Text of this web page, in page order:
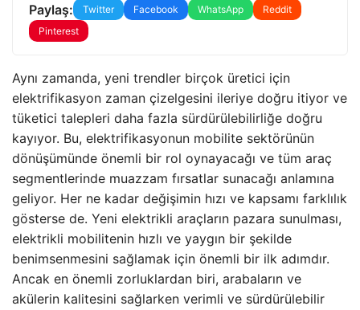
Paylaş: Twitter Facebook WhatsApp
Reddit
Pinterest
Aynı zamanda, yeni trendler birçok üretici için
elektrifikasyon zaman çizelgesini ileriye doğru itiyor ve
tüketici talepleri daha fazla sürdürülebilirliğe doğru
kayıyor. Bu, elektrifikasyonun mobilite sektörünün
dönüşümünde önemli bir rol oynayacağı ve tüm araç
segmentlerinde muazzam fırsatlar sunacağı anlamına
geliyor. Her ne kadar değişimin hızı ve kapsamı farklılık
gösterse de. Yeni elektrikli araçların pazara sunulması,
elektrikli mobilitenin hızlı ve yaygın bir şekilde
benimsenmesini sağlamak için önemli bir ilk adımdır.
Ancak en önemli zorluklardan biri, arabaların ve
akülerin kalitesini sağlarken verimli ve sürdürülebilir